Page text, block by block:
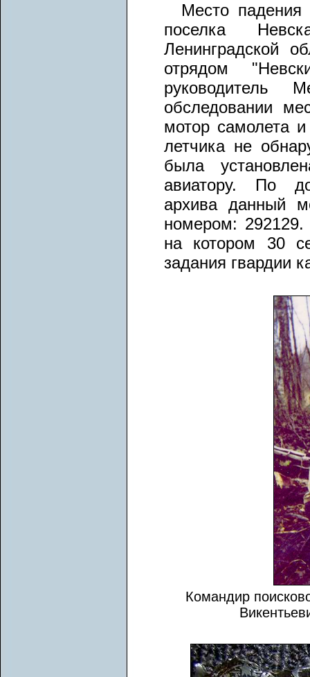
Место
поселка
Ленинградской
отрядом
руководитель
обследовании
мотор самолета
летчика не
была
авиатору. По
архива данный
номером:
на котором 30
задания гвардии
Командир